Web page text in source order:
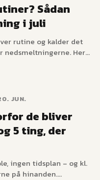
Sådan
i juli
rutine og kalder det
Her
og de tre
JUN.
de bliver
5 ting, der
ingen tidsplan – og kl.
på hinanden.